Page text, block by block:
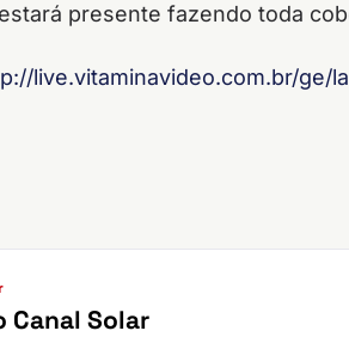
presente fazendo toda
live.vitaminavideo.com.br/ge/
Canal Solar